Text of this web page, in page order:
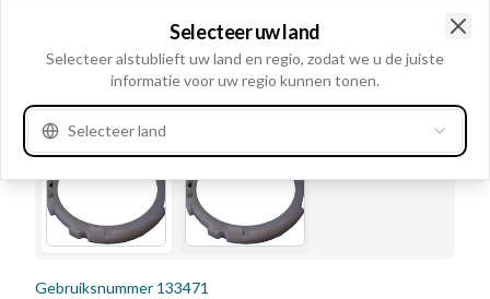
Gebruiksnummer 133471
Selecteer uw land
Selecteer alstublieft uw land en regio, zodat we u de juiste
informatie voor uw regio kunnen tonen.
Selecteer land